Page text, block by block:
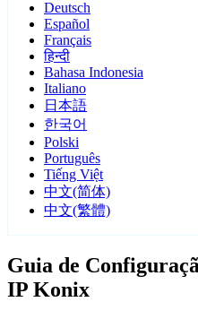
Deutsch
Español
Français
हिन्दी
Bahasa Indonesia
Italiano
日本語
한국어
Polski
Português
Tiếng Việt
中文(简体)
中文(繁體)
Guia de
IP Konix